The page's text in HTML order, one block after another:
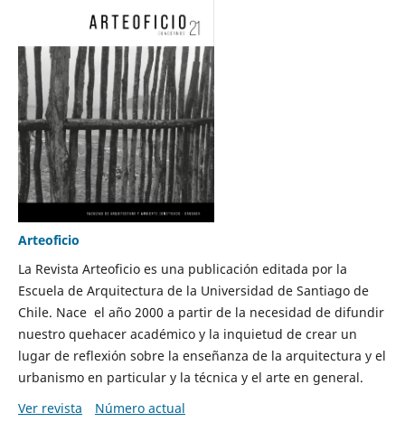
Arteoficio
La Revista Arteoficio es una publicación editada por la
Escuela de Arquitectura de la Universidad de Santiago de
Chile. Nace el año 2000 a partir de la necesidad de difundir
nuestro quehacer académico y la inquietud de crear un
lugar de reflexión sobre la enseñanza de la arquitectura y el
urbanismo en particular y la técnica y el arte en general.
Ver revista
Número actual